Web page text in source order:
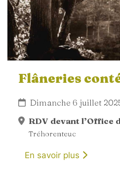
Flâneries
Dimanche 6 juillet
RDV devant l’Office
Tréhorenteuc
En savoir plus